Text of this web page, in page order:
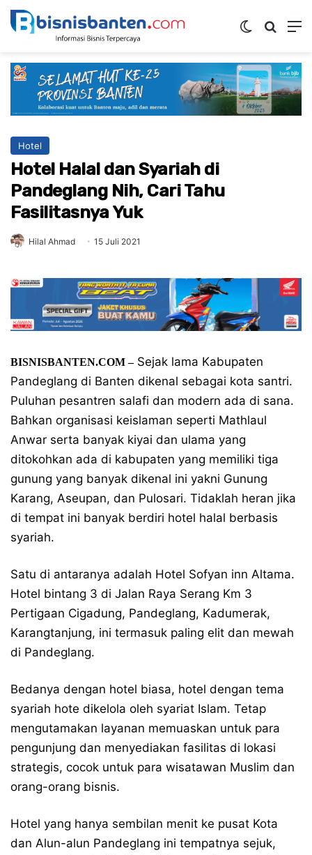
Switch skin
Hotel
Hotel Halal dan Syariah di
Pandeglang Nih, Cari Tahu
Fasilitasnya Yuk
Hilal Ahmad 15 Juli 2021
BISNISBANTEN.COM –Sejak lama Kabupaten
Pandeglang di Banten dikenal sebagai kota santri.
Puluhan pesantren salafi dan modern ada di sana.
Bahkan organisasi keislaman seperti Mathlaul
Anwar serta banyak kiyai dan ulama yang
ditokohkan ada di kabupaten yang memiliki tiga
gunung yang banyak dikenal ini yakni Gunung
Karang, Aseupan, dan Pulosari. Tidaklah heran jika
di tempat ini banyak berdiri hotel halal berbasis
syariah.
Satu di antaranya adalah Hotel Sofyan inn Altama.
Hotel bintang 3 di Jalan Raya Serang Km 3
Pertigaan Cigadung, Pandeglang, Kadumerak,
Karangtanjung, ini termasuk paling elit dan mewah
di Pandeglang.
Bedanya dengan hotel biasa, hotel dengan tema
syariah hote dikelola oleh syariat Islam. Tetap
mengutamakan layanan memuaskan untuk para
pengunjung dan menyediakan fasilitas di lokasi
strategis, cocok untuk para wisatawan Muslim dan
orang-orang bisnis.
Hotel yang hanya sembilan menit ke pusat Kota
dan Alun-alun Pandeglang ini tempatnya sejuk,